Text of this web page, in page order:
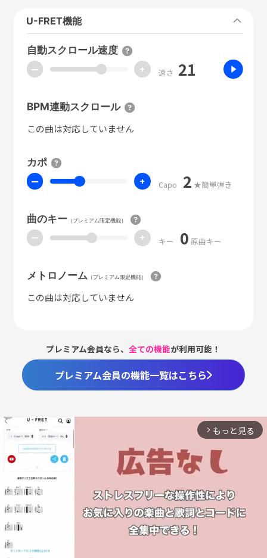
U-FRET機能
自動スクロール速度
ー + 速さ 21
BPM連動スクロール
この曲は対応していません
カポ
ー + Capo 2 ★簡単弾き
曲のキー（プレミアム限定機能）
ー + キー 0 原曲キー
メトロノーム （プレミアム限定機能）
この曲は対応していません
プレミアム会員なら、全ての機能が利用可能！
プレミアム会員の機能一覧はこちら
arrow_forward_ios もっと見る